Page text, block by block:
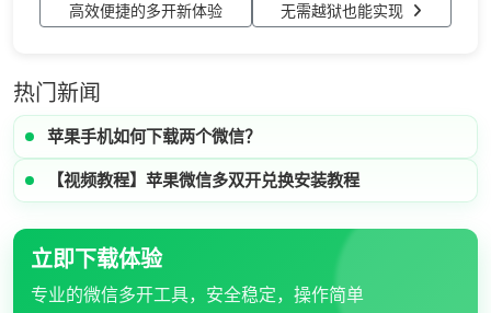
高效便捷的多开新体验
无需越狱也能实现
热门新闻
苹果手机如何下载两个微信？
【视频教程】苹果微信多双开兑换安装教程
立即下载体验
专业的微信多开工具，安全稳定，操作简单